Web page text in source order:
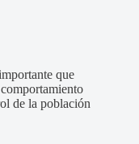
que
de la población